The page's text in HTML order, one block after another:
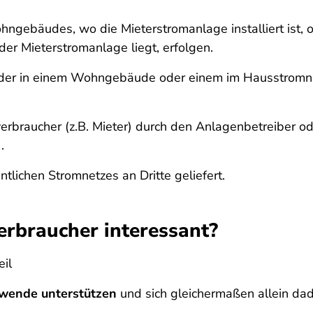
wo die Mieterstromanlage installiert
Mieterstromanlage liegt, erfolgen.
in einem Wohngebäude oder einem im
(z.B. Mieter) durch den Anlagenbetreiber
Stromnetzes an Dritte geliefert.
interessant?
unterstützen und sich gleichermaßen allein